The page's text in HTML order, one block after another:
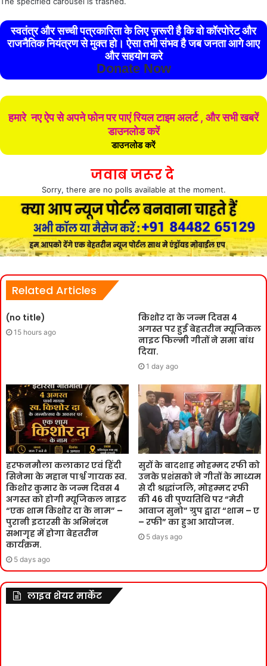
स्वतंत्र और सच्ची पत्रकारिता के लिए ज़रूरी है कि वो कॉरपोरेट और
राजनैतिक नियंत्रण से मुक्त हो। ऐसा तभी संभव है जब जनता आगे आए
और सहयोग करे
Donate Now
हमारे नए ऐप से अपने फोन पर पाएं रियल टाइम अलर्ट , और सभी खबरें
डाउनलोड करें
डाउनलोड करें
जवाब जरूर दे
Sorry, there are no polls available at the moment.
Related Articles
(no title)
15 hours ago
किशोर दा के जन्म दिवस 4
अगस्त पर हुई बेहतरीन म्यूजिकल
नाइट फिल्मी गीतों ने समा बांध
दिया.
1 day ago
हरफनमौला कलाकार एवं हिंदी
सिनेमा के महान पार्श्व गायक स्व.
किशोर कुमार के जन्म दिवस 4
अगस्त को होगी म्यूजिकल नाइट
“एक शाम किशोर दा के नाम” –
पुरानी इटारसी के अभिनंदन
सभागृह में होगा बेहतरीन
कार्यक्रम.
5 days ago
सुरों के बादशाह मोहम्मद रफी को
उनके प्रशंसको ने गीतों के माध्यम
से दी श्रद्धांजलि, मोहम्मद रफी
की 46 वी पुण्यतिथि पर “मेरी
आवाज सुनो” ग्रुप द्वारा “शाम – ए
– रफी” का हुआ आयोजन.
5 days ago
लाइव शेयर मार्केट